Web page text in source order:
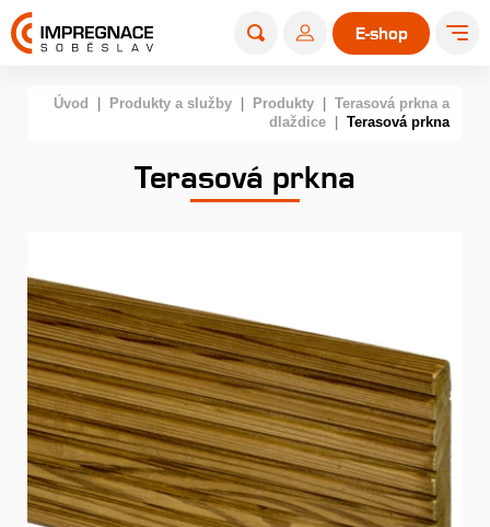
E-shop
Úvod Produkty a služby Produkty
Terasová prkna a
dlaždice
Terasová prkna
Terasová prkna